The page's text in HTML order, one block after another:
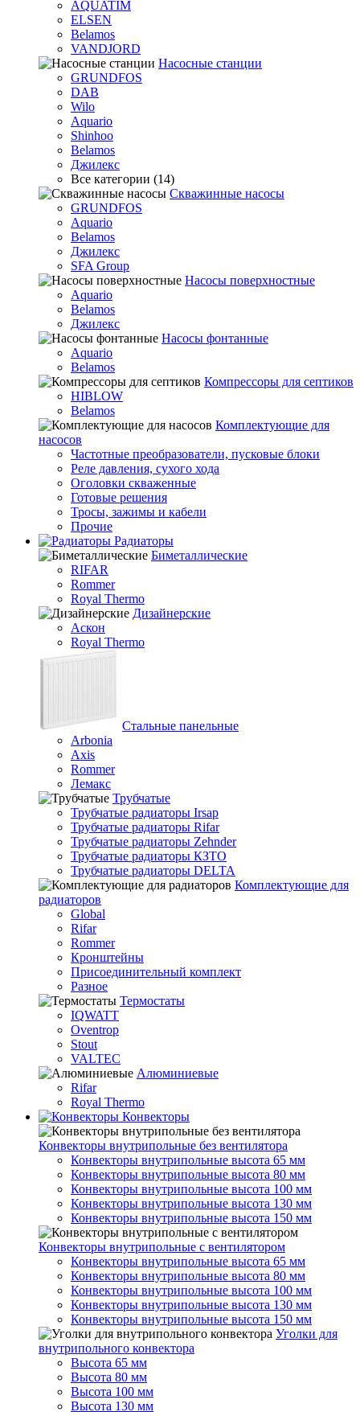
AQUATIM
ELSEN
Belamos
VANDJORD
Насосные станции
GRUNDFOS
DAB
Wilo
Aquario
Shinhoo
Belamos
Джилекс
Все категории (14)
Скважинные насосы
GRUNDFOS
Aquario
Belamos
Джилекс
SFA Group
Насосы поверхностные
Aquario
Belamos
Джилекс
Насосы фонтанные
Aquario
Belamos
Компрессоры для септиков
HIBLOW
Belamos
Комплектующие для
насосов
Частотные преобразователи, пусковые блоки
Реле давления, сухого хода
Оголовки скваженные
Готовые решения
Тросы, зажимы и кабели
Прочие
Радиаторы
Биметаллические
RIFAR
Rommer
Royal Thermo
Дизайнерские
Аскон
Royal Thermo
Стальные панельные
Arbonia
Axis
Rommer
Лемакс
Трубчатые
Трубчатые радиаторы Irsap
Трубчатые радиаторы Rifar
Трубчатые радиаторы Zehnder
Трубчатые радиаторы КЗТО
Трубчатые радиаторы DELTA
Комплектующие для
радиаторов
Global
Rifar
Rommer
Кронштейны
Присоединительный комплект
Разное
Термостаты
IQWATT
Oventrop
Stout
VALTEC
Алюминиевые
Rifar
Royal Thermo
Конвекторы
Конвекторы внутрипольные без вентилятора
Конвекторы внутрипольные высота 65 мм
Конвекторы внутрипольные высота 80 мм
Конвекторы внутрипольные высота 100 мм
Конвекторы внутрипольные высота 130 мм
Конвекторы внутрипольные высота 150 мм
Конвекторы внутрипольные с вентилятором
Конвекторы внутрипольные высота 65 мм
Конвекторы внутрипольные высота 80 мм
Конвекторы внутрипольные высота 100 мм
Конвекторы внутрипольные высота 130 мм
Конвекторы внутрипольные высота 150 мм
Уголки для
внутрипольного конвектора
Высота 65 мм
Высота 80 мм
Высота 100 мм
Высота 130 мм